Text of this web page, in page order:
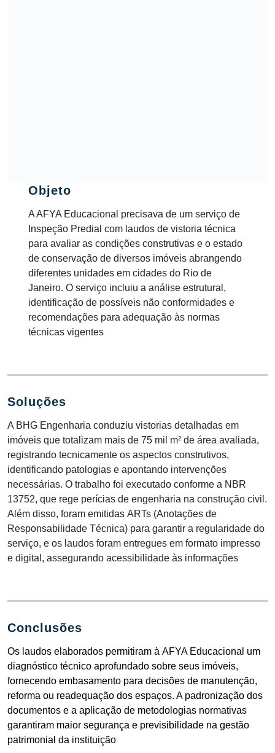
Objeto
A AFYA Educacional precisava de um serviço de
Inspeção Predial com laudos de vistoria técnica
para avaliar as condições construtivas e o estado
de conservação de diversos imóveis abrangendo
diferentes unidades em cidades do Rio de
Janeiro. O serviço incluiu a análise estrutural,
identificação de possíveis não conformidades e
recomendações para adequação às normas
técnicas vigentes​
Soluções
A BHG Engenharia conduziu vistorias detalhadas em
imóveis que totalizam mais de 75 mil m² de área avaliada,
registrando tecnicamente os aspectos construtivos,
identificando patologias e apontando intervenções
necessárias. O trabalho foi executado conforme a NBR
13752, que rege perícias de engenharia na construção civil.
Além disso, foram emitidas ARTs (Anotações de
Responsabilidade Técnica) para garantir a regularidade do
serviço, e os laudos foram entregues em formato impresso
e digital, assegurando acessibilidade às informações​
Conclusões
Os laudos elaborados permitiram à AFYA Educacional um
diagnóstico técnico aprofundado sobre seus imóveis,
fornecendo embasamento para decisões de manutenção,
reforma ou readequação dos espaços. A padronização dos
documentos e a aplicação de metodologias normativas
garantiram maior segurança e previsibilidade na gestão
patrimonial da instituição​